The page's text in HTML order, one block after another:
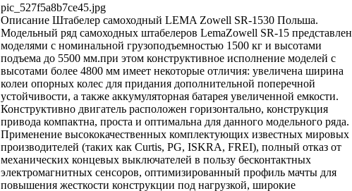
pic_527f5a8b7ce45.jpg
Описание Штабелер самоходный LEMA Zowell SR-1530 Польша.
Модельный ряд самоходных штабелеров LemaZowell SR-15 представлен
моделями с номинальной грузоподъемностью 1500 кг и высотами
подъема до 5500 мм.при этом конструктивное исполнение моделей с
высотами более 4800 мм имеет некоторые отличия: увеличена ширина
колеи опорных колес для придания дополнительной поперечной
устойчивости, а также аккумуляторная батарея увеличенной емкости.
Конструктивно двигатель расположен горизонтально, конструкция
привода компактна, проста и оптимальна для данного модельного ряда.
Применение высококачественных комплектующих известных мировых
производителей (таких как Curtis, PG, ISKRA, FREI), полный отказ от
механических концевых выключателей в пользу бесконтактных
электромагнитных сенсоров, оптимизированный профиль мачты для
повышения жесткости конструкции под нагрузкой, широкие